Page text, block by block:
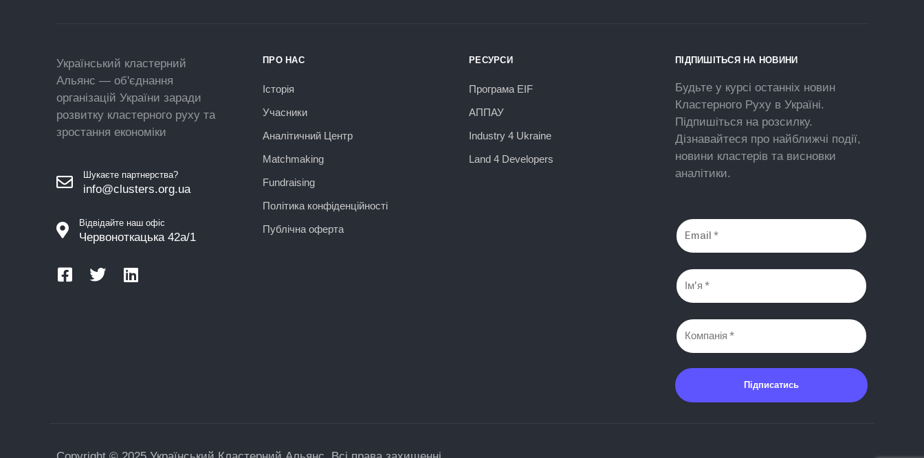
Український кластерний
Альянс — об'єднання
організацій України заради
розвитку кластерного руху та
зростання економіки
Шукаєте партнерства?
info@clusters.org.ua
Відвідайте наш офіс
Червоноткацька 42а/1
ПРО НАС
Історія
Учасники
Аналітичний Центр
Matchmaking
Fundraising
Політика конфіденційності
Публічна оферта
РЕСУРСИ
Програма EIF
АППАУ
Industry 4 Ukraine
Land 4 Developers
ПІДПИШІТЬСЯ НА НОВИНИ
Будьте у курсі останніх новин
Кластерного Руху в Україні.
Підпишіться на розсилку.
Дізнавайтеся про найближчі події,
новини кластерів та висновки
аналітики.
Підписатись